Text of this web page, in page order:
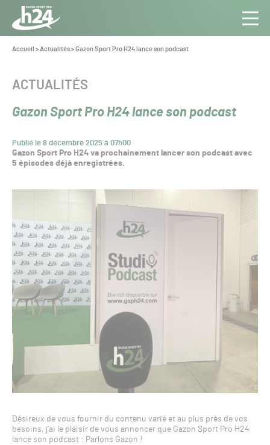
Panneau de gestion des cookies
Aller au contenu
Toute
l’info
Pro
Vous
Accueil >Actualités>Gazon Sport Pro H24 lance son podcast
Gazon Sport Pro H24 lance son podcast
Publié le 8 décembre 2025 à 07h00
CATÉGORIE :
ACTUALITÉS
Gazon Sport Pro H24 va prochainement lancer son podcast avec
5 épisodes déjà enregistrées.
Désireux de vous fournir du contenu varié et au plus près de vos
besoins, j’ai le plaisir de vous annoncer que Gazon Sport Pro H24
lance son podcast : Parlons Gazon !